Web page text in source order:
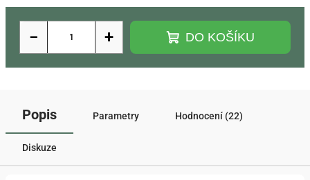
+
− DO KOŠÍKU
Popis Parametry Hodnocení (22)
Diskuze